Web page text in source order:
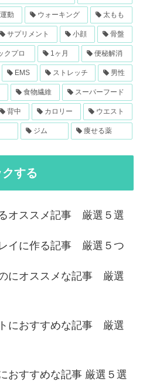
運動 ウォーキング 太もも
サプリメント 小顔 骨盤
クプロ 1ヶ月 便秘解消
EMS ストレッチ 男性
食物繊維 スーパーフード
背中 カロリー ウエスト
ジム 痩せる薬
する
オススメ記事 厳選５選
イに作る記事 厳選５つ
にオススメな記事 厳選
におすすめな記事 厳選
おすすめな記事 厳選５選